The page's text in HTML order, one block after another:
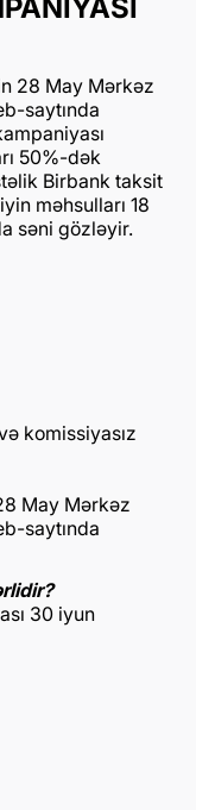
28 May Mərkəz
saytında
50%-dək
Birbank taksit
məhsulları 18
səni gözləyir.
komissiyasız
May Mərkəz
saytında
30 iyun